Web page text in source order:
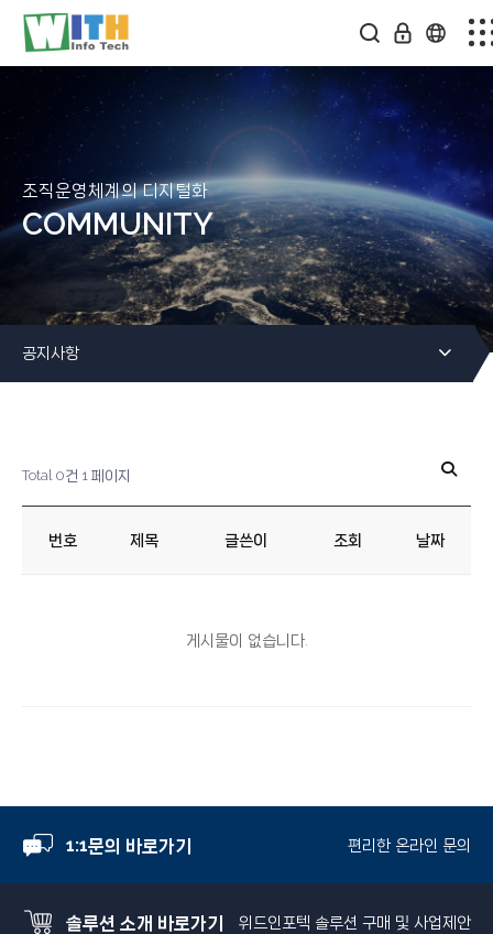
스마트팩토리
솔루션소개
미디어센터
온라인문의
조직운영체계의 디지털화
COMMUNITY
공지사항
Total 0건 1 페이지
번호 제목 글쓴이 조회 날짜
게시물이 없습니다.
1:1문의 바로가기 편리한 온라인 문의
솔루션 소개 바로가기 위드인포텍 솔루션 구매 및 사업제안